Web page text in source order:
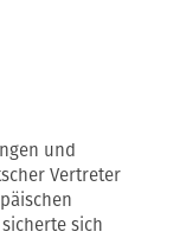
und
Vertreter
sich